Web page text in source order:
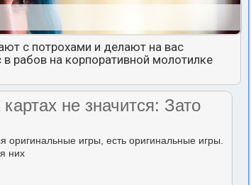
с потрохами и делают на вас
рабов на корпоративной молотилке
не значится: Зато
оригинальные игры, есть оригинальные игры.
них